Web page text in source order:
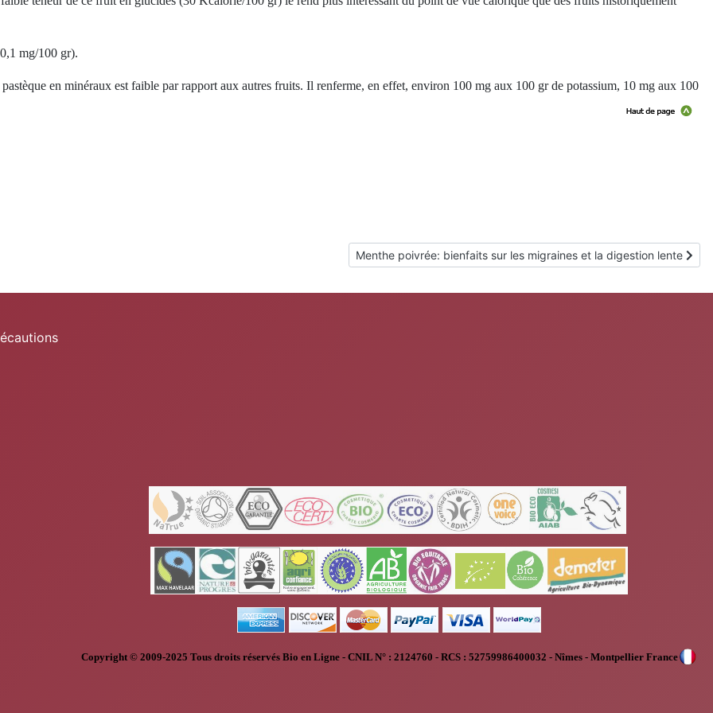
mg/100 gr).
en minéraux est faible par rapport aux autres fruits. Il renferme, en effet, environ 100 mg aux 100 gr de potassium, 10 mg aux 100
Article suivant : Menthe poivrée: bienfaits sur les migraines et la
Menthe poivrée: bienfaits sur les migraines et la digestion lente
Copyright © 2009-2025 Tous droits réservés Bio en Ligne - CNIL N° : 2124760 - RCS : 52759986400032 - Nîmes - Montpellier France